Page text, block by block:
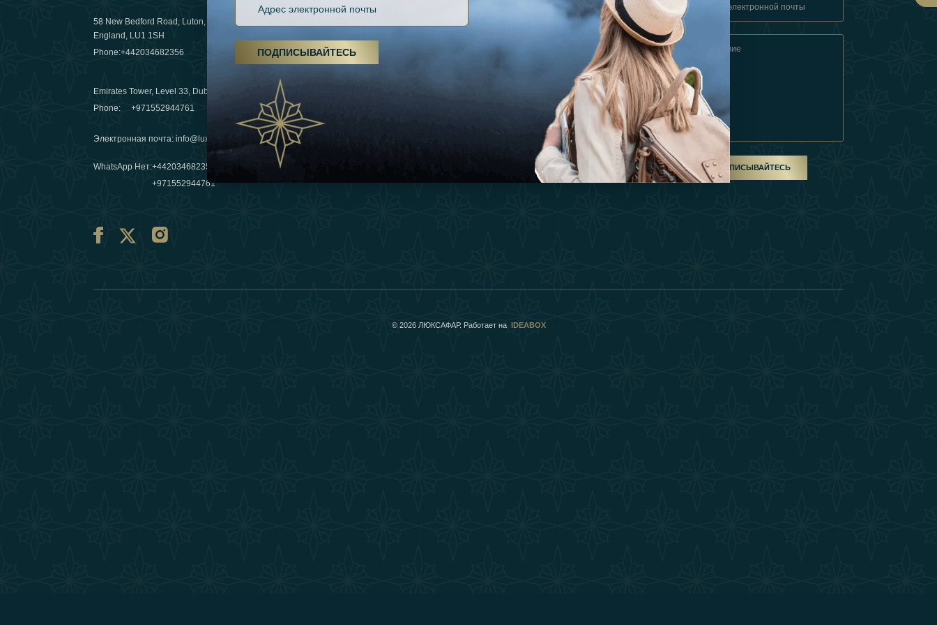
58 New Bedford Road, Luton,
England, LU1 1SH
Phone:+442034682356
Emirates Tower, Level 33, Dubai, UAE
Phone:+971552944761
Электронная почта:info@luxafar.com
WhatsApp Нет:+442034682356
+971552944761
Пешие походы, спа-процедуры и йога: ОАЭ
становятся велнес-центром
03 April 2025
Зимние путешествия для
путешественников из Эмиратов:
переопределение роскошного путешествия
10 March 2025
Вдохновения
Опыт
Файлов Cookie
Положения И Условия
Станьте Партнером
Our Team
ПОДПИСЫВАЙТЕСЬ
© 2026 ЛЮКСАФАР. Работает на IDEABOX
ПОДПИСЫВАЙТЕСЬ